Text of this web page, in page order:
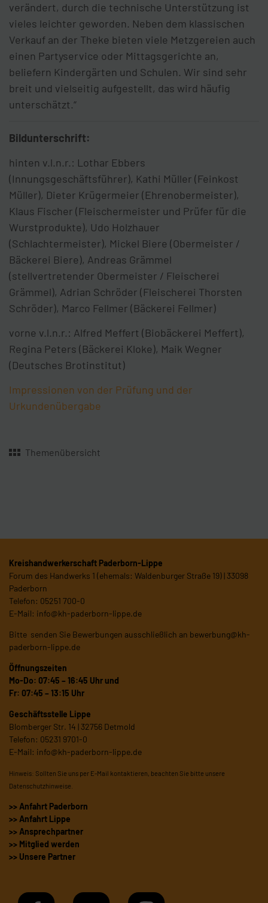
verändert, durch die technische Unterstützung ist
vieles leichter geworden. Neben dem klassischen
Verkauf an der Theke bieten viele Metzgereien auch
einen Partyservice oder Mittagsgerichte an,
beliefern Kindergärten und Schulen. Wir sind sehr
breit und vielseitig aufgestellt, das wird häufig
unterschätzt.“
Bildunterschrift:
hinten v.l.n.r.: Lothar Ebbers
(Innungsgeschäftsführer), Kathi Müller (Feinkost
Müller), Dieter Krügermeier (Ehrenobermeister),
Klaus Fischer (Fleischermeister und Prüfer für die
Wurstprodukte), Udo Holzhauer
(Schlachtermeister), Mickel Biere (Obermeister /
Bäckerei Biere), Andreas Grämmel
(stellvertretender Obermeister / Fleischerei
Grämmel), Adrian Schröder (Fleischerei Thorsten
Schröder), Marco Fellmer (Bäckerei Fellmer)
vorne v.l.n.r.: Alfred Meffert (Biobäckerei Meffert),
Regina Peters (Bäckerei Kloke), Maik Wegner
(Deutsches Brotinstitut)
Impressionen von der Prüfung und der
Urkundenübergabe
Themenübersicht
Kreishandwerkerschaft Paderborn-Lippe
Forum des Handwerks 1 (ehemals: Waldenburger Straße 19) | 33098
Paderborn
Telefon: 05251 700-0
E-Mail: info@kh-paderborn-lippe.de
Bitte senden Sie Bewerbungen ausschließlich an bewerbung@kh-
paderborn-lippe.de
Öffnungszeiten
Mo-Do: 07:45 – 16:45 Uhr und
Fr: 07:45 – 13:15 Uhr
Geschäftsstelle Lippe
Blomberger Str. 14 | 32756 Detmold
Telefon: 05231 9701-0
E-Mail: info@kh-paderborn-lippe.de
Hinweis: Sollten Sie uns per E-Mail kontaktieren, beachten Sie bitte unsere
Datenschutzhinweise
>> Anfahrt Paderborn
>> Anfahrt Lippe
>> Ansprechpartner
>> Mitglied werden
>> Unsere Partner